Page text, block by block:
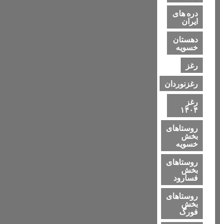
دره های
ایران
دهستان
خسویه
رغز
رغزنوردان
رغز
۱۴۰۴
روستاهای
بخش
خسویه
روستاهای
بخش
فسارود
روستاهای
بخش
فورگ